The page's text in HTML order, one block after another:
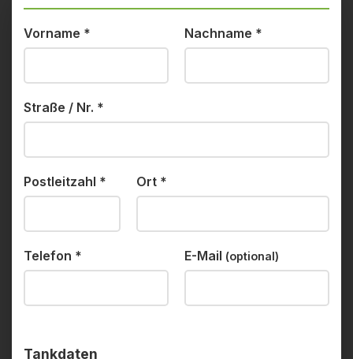
Vorname * Nachname *
Straße / Nr. *
Postleitzahl * Ort *
Telefon * E-Mail (optional)
Tankdaten